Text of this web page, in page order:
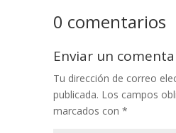
0 comentarios
Enviar un
Tu dirección de correo
publicada. Los campos
marcados con *